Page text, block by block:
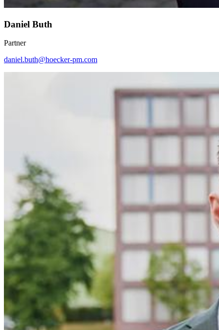
Daniel Buth
Partner
daniel.buth@hoecker-pm.com